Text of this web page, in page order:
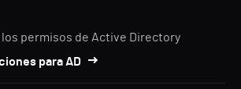
permisos de Active Directory
para AD